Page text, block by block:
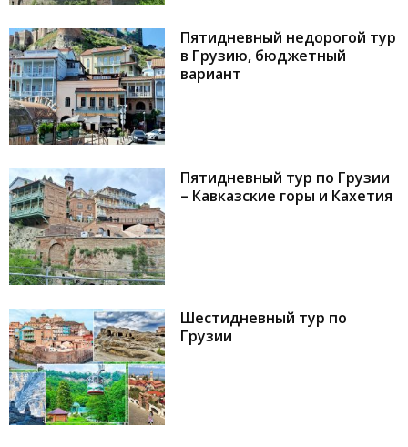
Пятидневный недорогой тур
в Грузию, бюджетный
вариант
Пятидневный тур по Грузии
– Кавказские горы и Кахетия
Шестидневный тур по
Грузии